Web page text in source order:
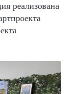
реализована